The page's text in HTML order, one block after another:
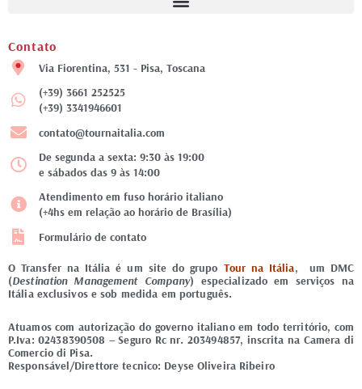
Contato
Via Fiorentina, 531 - Pisa, Toscana
(+39) 3661 252525
(+39) 3341946601
contato@tournaitalia.com
De segunda a sexta: 9:30 às 19:00
e sábados das 9 às 14:00
Atendimento em fuso horário italiano
(+4hs em relação ao horário de Brasília)
Formulário de contato
O Transfer na Itália é um site do grupo Tour na Itália, um DMC
(Destination Management Company) especializado em serviços na
Itália exclusivos e sob medida em português.
Atuamos com autorização do governo italiano em todo território, com
P.Iva: 02438390508 – Seguro Rc nr. 203494857, inscrita na Camera di
Comercio di Pisa.
Responsável/Direttore tecnico: Deyse Oliveira Ribeiro